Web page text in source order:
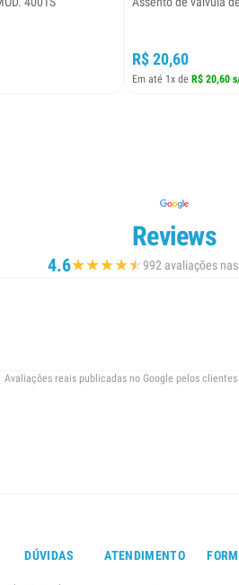
R$ 20,60
Em até 1x de R$ 20,60
Reviews
4.6★★★★★
★992 avaliações
Avaliações reais publicadas no Google pelos
DÚVIDAS ATENDIMENTO